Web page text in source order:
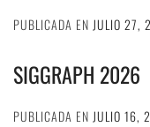
PUBLICADA EN JULIO 27,
SIGGRAPH 2026
PUBLICADA EN JULIO 16,